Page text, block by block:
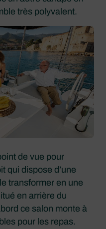
très polyvalent.
de vue pour
qui dispose d’une
transformer en une
en arrière du
ce salon monte à
pour les repas.